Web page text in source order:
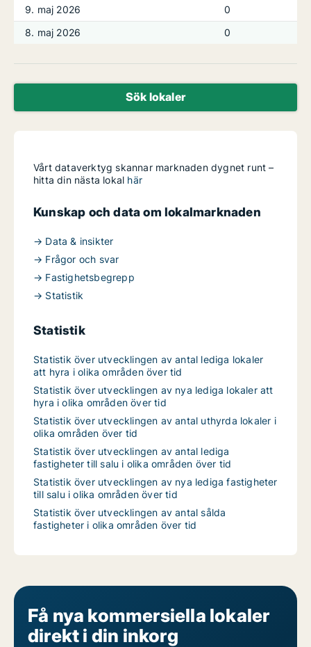
9. maj 2026
0
8. maj 2026
0
Sök lokaler
Vårt dataverktyg skannar marknaden dygnet runt –
hitta din nästa lokal här
Kunskap och data om lokalmarknaden
→ Data & insikter
→ Frågor och svar
→ Fastighetsbegrepp
→ Statistik
Statistik
Statistik över utvecklingen av antal lediga lokaler
att hyra i olika områden över tid
Statistik över utvecklingen av nya lediga lokaler att
hyra i olika områden över tid
Statistik över utvecklingen av antal uthyrda lokaler i
olika områden över tid
Statistik över utvecklingen av antal lediga
fastigheter till salu i olika områden över tid
Statistik över utvecklingen av nya lediga fastigheter
till salu i olika områden över tid
Statistik över utvecklingen av antal sålda
fastigheter i olika områden över tid
Få nya kommersiella lokaler
direkt i din inkorg